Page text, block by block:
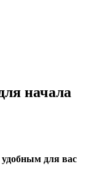
начала
для вас